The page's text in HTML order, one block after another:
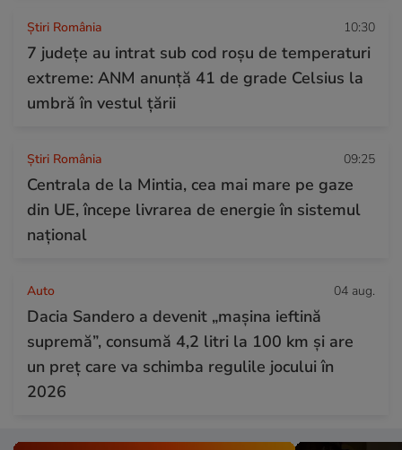
Știri România 10:30
7 județe au intrat sub cod roșu de temperaturi
extreme: ANM anunță 41 de grade Celsius la
umbră în vestul țării
Știri România 09:25
Centrala de la Mintia, cea mai mare pe gaze
din UE, începe livrarea de energie în sistemul
național
Auto 04 aug.
Dacia Sandero a devenit „mașina ieftină
supremă”, consumă 4,2 litri la 100 km și are
un preț care va schimba regulile jocului în
2026